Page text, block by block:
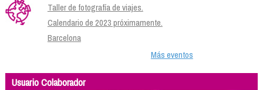
Taller de fotografía de viajes.
Calendario de 2023 próximamente.
Barcelona
Más eventos
Usuario Colaborador